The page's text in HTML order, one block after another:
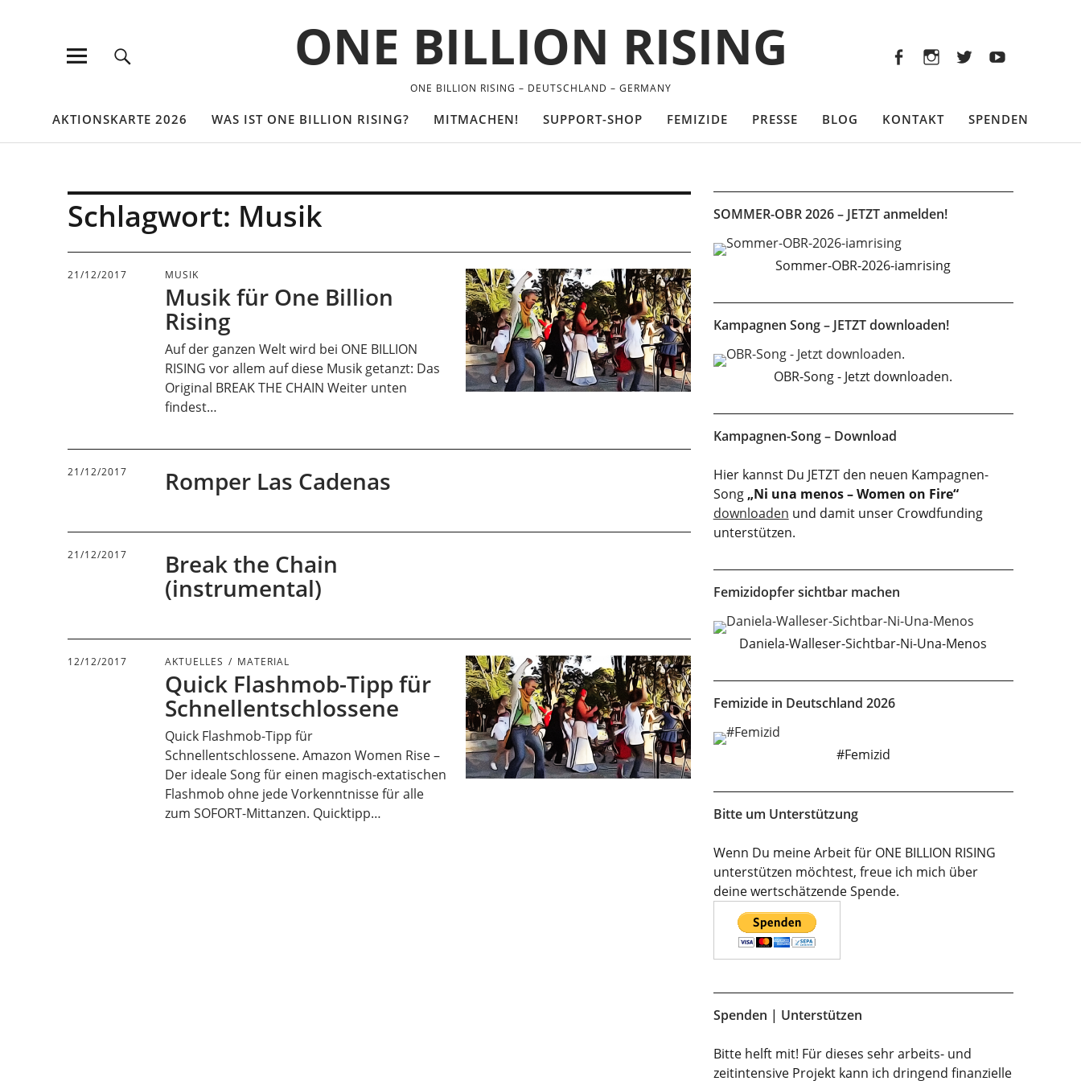
ONE BILLION RISING
ONE BILLION RISING – DEUTSCHLAND – GERMANY
AKTIONSKARTE 2026 WAS IST ONE BILLION RISING? MITMACHEN! SUPPORT-SHOP FEMIZIDE PRESSE BLOG KONTAKT SPENDEN
Schlagwort: Musik
21/12/2017 MUSIK
Musik für One Billion
Rising
Auf der ganzen Welt wird bei ONE BILLION
RISING vor allem auf diese Musik getanzt: Das
Original BREAK THE CHAIN Weiter unten
findest…
21/12/2017 Romper Las Cadenas
21/12/2017 Break the Chain
(instrumental)
12/12/2017 AKTUELLES MATERIAL
Quick Flashmob-Tipp für
Schnellentschlossene
Quick Flashmob-Tipp für
Schnellentschlossene. Amazon Women Rise –
Der ideale Song für einen magisch-extatischen
Flashmob ohne jede Vorkenntnisse für alle
zum SOFORT-Mittanzen. Quicktipp…
SOMMER-OBR 2026 – JETZT anmelden!
Sommer-OBR-2026-iamrising
Kampagnen Song – JETZT downloaden!
OBR-Song - Jetzt downloaden.
Kampagnen-Song – Download
Hier kannst Du JETZT den neuen Kampagnen-
Song „Ni una menos – Women on Fire“
downloaden und damit unser Crowdfunding
unterstützen.
Femizidopfer sichtbar machen
Daniela-Walleser-Sichtbar-Ni-Una-Menos
Femizide in Deutschland 2026
#Femizid
Bitte um Unterstützung
Wenn Du meine Arbeit für ONE BILLION RISING
unterstützen möchtest, freue ich mich über
deine wertschätzende Spende.
Spenden | Unterstützen
Bitte helft mit! Für dieses sehr arbeits- und
zeitintensive Projekt kann ich dringend finanzielle